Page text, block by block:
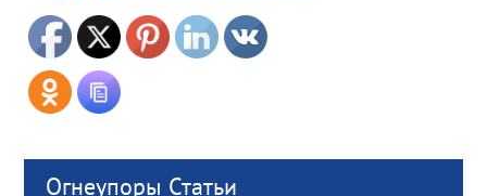
Огнеупоры Статьи